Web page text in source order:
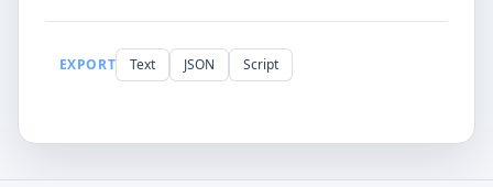
EXPORT Text JSON Script